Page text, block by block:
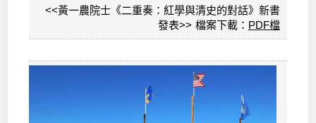
<<黃一農院士《二重奏：紅學與清史的對話》新書
發表>> 檔案下載： PDF檔